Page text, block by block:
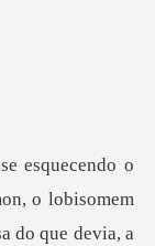
0
mem
do que devia, a